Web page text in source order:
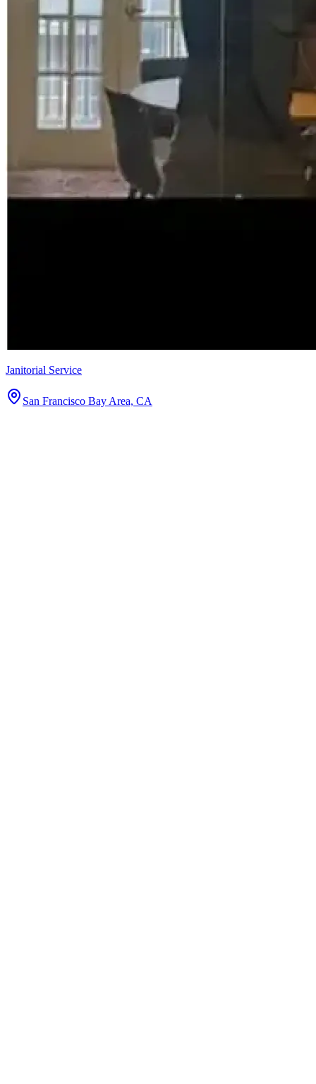
Janitorial Service
San Francisco Bay Area, CA